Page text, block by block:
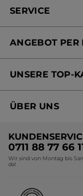
SERVICE
Mein Konto
Online Preisliste
ANGEBOT PER
Versandhandel
UNSERE TOP-
Black Friday Yves
Geschenkideen Yves
Kollektion Monoi
ÜBER UNS
Umweltstiftung YR
Affiliate Programm
0711 88 77 66
Wir sind von Montag bis
da!